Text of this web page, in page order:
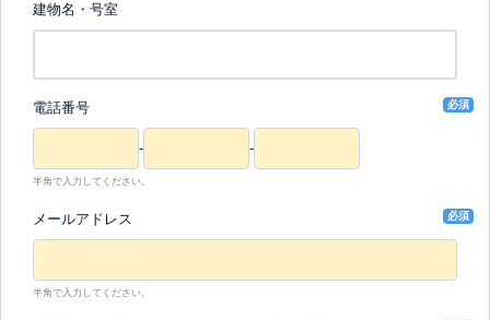
建物名・号室
電話番号 必須
- -
半角で入力してください。
メールアドレス 必須
半角で入力してください。